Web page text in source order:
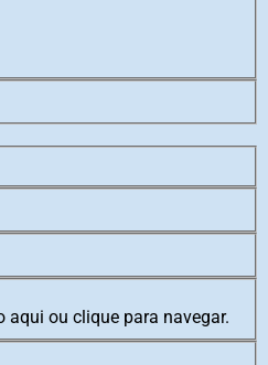
aqui ou clique para navegar.